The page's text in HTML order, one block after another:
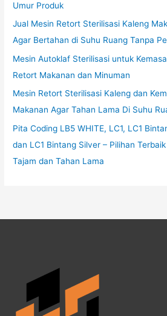
Umur Produk
Jual Mesin Retort Sterilisasi Kaleng
Agar Bertahan di Suhu Ruang Tanpa
Mesin Autoklaf Sterilisasi untuk
Retort Makanan dan Minuman
Mesin Retort Sterilisasi Kaleng dan
Makanan Agar Tahan Lama Di Suhu
Pita Coding LB5 WHITE, LC1, LC1
dan LC1 Bintang Silver – Pilihan
Tajam dan Tahan Lama